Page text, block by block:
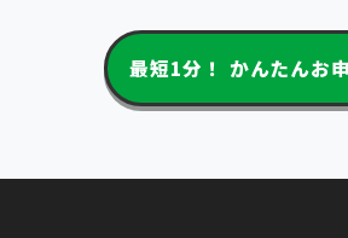
最短1分！ かんたんお